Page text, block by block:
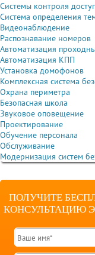
Системы контроля
Система определения
Видеонаблюдение
Распознавание номеров
Автоматизация
Автоматизация КПП
Установка домофонов
Комплексная система
Охрана периметра
Безопасная школа
Звуковое оповещение
Проектирование
Обучение персонала
Обслуживание
Модернизация систем
ПОЛУЧИТЕ
КОНСУЛЬТАЦИЮ